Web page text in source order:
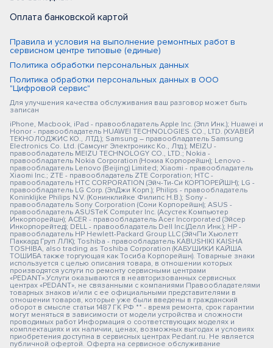
Оплата банковской картой
Правила и условия на выполнение ремонтных работ в
сервисном центре типовые (единые)
Политика обработки персональных данных
Политика обработки персональных данных в ООО
"Цифровой сервис"
Для улучшения качества обслуживания ваш разговор может быть
записан
iPhone, Macbook, iPad - правообладатель Apple Inc. (Эпл Инк.); Huawei и
Honor - правообладатель HUAWEI TECHNOLOGIES CO., LTD. (ХУАВЕЙ
ТЕКНОЛОДЖИС КО., ЛТД.); Samsung – правообладатель Samsung
Electronics Co. Ltd. (Самсунг Электроникс Ко., Лтд.); MEIZU -
правообладатель MEIZU TECHNOLOGY CO., LTD.; Nokia -
правообладатель Nokia Corporation (Нокиа Корпорейшн); Lenovo -
правообладатель Lenovo (Beijing) Limited; Xiaomi - правообладатель
Xiaomi Inc.; ZTE - правообладатель ZTE Corporation; HTC -
правообладатель HTC CORPORATION (Эйч-Ти-Си КОРПОРЕЙШН); LG -
правообладатель LG Corp. (ЭлДжи Корп.); Philips - правообладатель
Koninklijke Philips N.V. (Конинклийке Филипс Н.В.); Sony -
правообладатель Sony Corporation (Сони Корпорейшн); ASUS -
правообладатель ASUSTeK Computer Inc. (Асустек Компьютер
Инкорпорейшн); ACER - правообладатель Acer Incorporated (Эйсер
Инкорпорейтед); DELL - правообладатель Dell Inc.(Делл Инк.); HP -
правообладатель HP Hewlett-Packard Group LLC (ЭйчПи Хьюлетт
Паккард Груп ЛЛК); Toshiba - правообладатель KABUSHIKI KAISHA
TOSHIBA, also trading as Toshiba Corporation (КАБУШИКИ КАЙША
ТОШИБА также торгующая как Тосиба Корпорейшн). Товарные знаки
используется с целью описания товара, в отношении которых
производятся услуги по ремонту сервисными центрами
«PEDANT».Услуги оказываются в неавторизованных сервисных
центрах «PEDANT», не связанными с компаниями Правообладателями
товарных знаков и/или с ее официальными представителями в
отношении товаров, которые уже были введены в гражданский
оборот в смысле статьи 1487 ГК РФ ** - время ремонта, срок гарантии
могут меняться в зависимости от модели устройства и сложности
проводимых работ Информация о соответствующих моделях и
комплектациях и их наличии, ценах, возможных выгодах и условиях
приобретения доступна в сервисных центрах Pedant.ru. Не является
публичной офертой. Оферта на сервисное обслуживание